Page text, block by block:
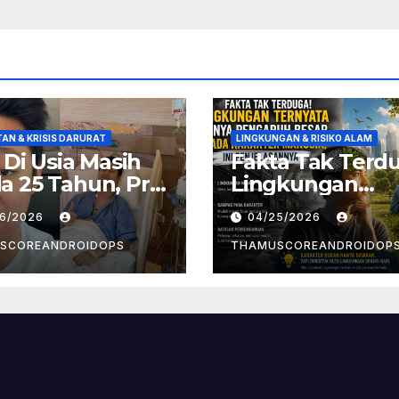
& KRISIS DARURAT
Usia Masih
25 Tahun, Pria
Divonis
Limfoma, Ini
2026
LINGKUNGAN & RISIKO ALAM
Fakta Tak
Lingkungan
Ternyata Punya
Pengaruh
Pada Karakter
Manusia, Ini
04/25/2026